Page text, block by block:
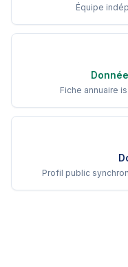
Équipe
Fiche annuaire
Profil public